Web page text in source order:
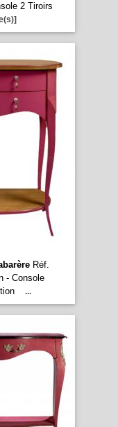
2 Tiroirs
Réf.
- Console
...